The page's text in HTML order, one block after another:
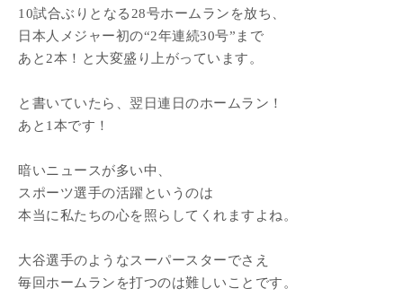
10試合ぶりとなる28号ホームランを放ち、
日本人メジャー初の“2年連続30号”まで
あと2本！と大変盛り上がっています。
と書いていたら、翌日連日のホームラン！
あと1本です！
暗いニュースが多い中、
スポーツ選手の活躍というのは
本当に私たちの心を照らしてくれますよね。
大谷選手のようなスーパースターでさえ
毎回ホームランを打つのは難しいことです。